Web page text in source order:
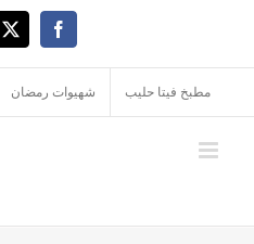
content
Facebook
X
مطبخ فيتا حليب شهيوات رمضان